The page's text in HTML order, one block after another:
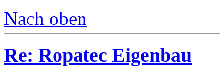
Nach oben
Re: Ropatec Eigenbau